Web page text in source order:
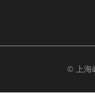
© 上海